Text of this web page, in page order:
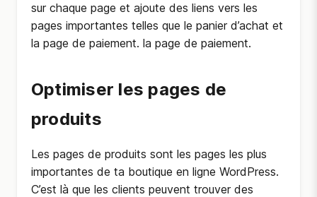
sur chaque page et ajoute des liens vers les
pages importantes telles que le panier d’achat et
la page de paiement. la page de paiement.
Optimiser les pages de
produits
Les pages de produits sont les pages les plus
importantes de ta boutique en ligne WordPress.
C’est là que les clients peuvent trouver des